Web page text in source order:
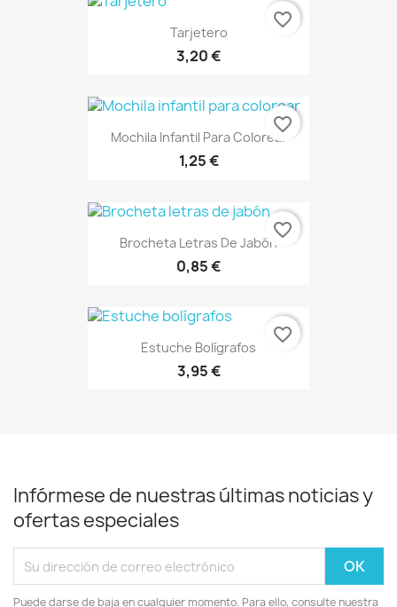
Tarjetero
3,20 €
favorite_border
Mochila Infantil Para Colorear
1,25 €
favorite_border
Brocheta Letras De Jabón
0,85 €
favorite_border
Estuche Bolígrafos
3,95 €
favorite_border
Infórmese de nuestras últimas noticias y
ofertas especiales
Puede darse de baja en cualquier momento. Para ello, consulte nuestra